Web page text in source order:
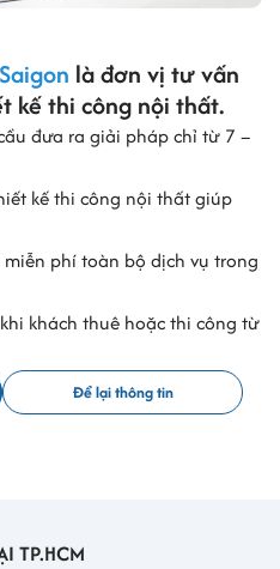
là đơn vị tư vấn
kế thi công nội thất.
đưa ra giải pháp chỉ từ 7 –
kế thi công nội thất giúp
phí toàn bộ dịch vụ trong
khách thuê hoặc thi công từ
Để lại thông tin
TP.HCM